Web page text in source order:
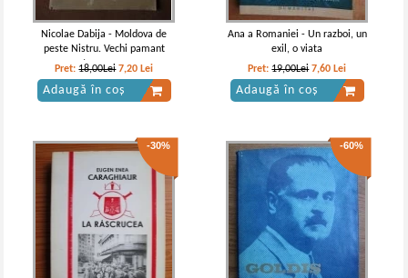
Nicolae Dabija - Moldova de
peste Nistru. Vechi pamant
stramosesc
Pret:18,00Lei 7,20 Lei
Adaugă în coș
Ana a Romaniei - Un razboi, un
exil, o viata
Pret:19,00Lei 7,60 Lei
Adaugă în coș
-30% -60%